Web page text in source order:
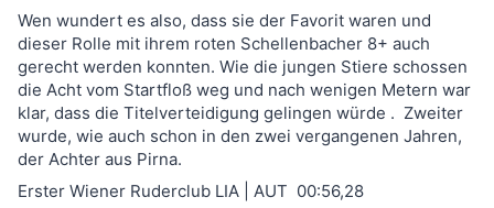
Wen wundert es also, dass sie der Favorit waren und
dieser Rolle mit ihrem roten Schellenbacher 8+ auch
gerecht werden konnten. Wie die jungen Stiere schossen
die Acht vom Startfloß weg und nach wenigen Metern war
klar, dass die Titelverteidigung gelingen würde . Zweiter
wurde, wie auch schon in den zwei vergangenen Jahren,
der Achter aus Pirna.
Erster Wiener Ruderclub LIA | AUT 00:56,28